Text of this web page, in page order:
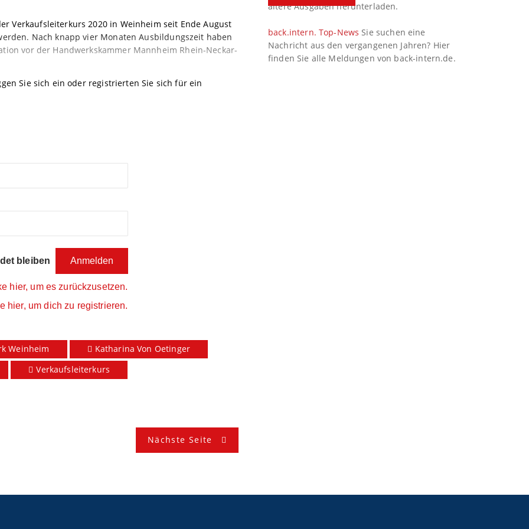
Verkaufsleiterkurs 2020 in Weinheim seit Ende August
Nach knapp vier Monaten Ausbildungszeit haben
vor der Handwerkskammer Mannheim Rhein-Neckar-
Sie sich ein oder registrierten Sie sich für ein
bleiben
hier, um es zurückzusetzen.
hier, um dich zu registrieren.
Weinheim
Katharina Von Oetinger
Verkaufsleiterkurs
Nächste Seite
ältere Ausgaben herunterladen.
back.intern. Top-News Sie suchen eine
Nachricht aus den vergangenen Jahren? Hier
finden Sie alle Meldungen von back-intern.de.